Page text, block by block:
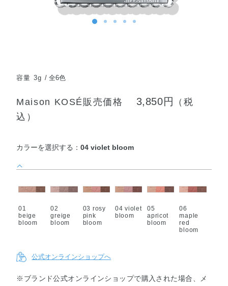
容量 3g 全6色
Maison KOSÉ販売価格 3,850円
（税
込）
カラーを選択する：04 violet bloom
01
beige
bloom
02
greige
bloom
03 rosy
pink
bloom
04 violet
bloom
05
apricot
bloom
06
maple
red
bloom
公式オンラインショップへ
※ブランド公式オンラインショップで購入された場合、メ